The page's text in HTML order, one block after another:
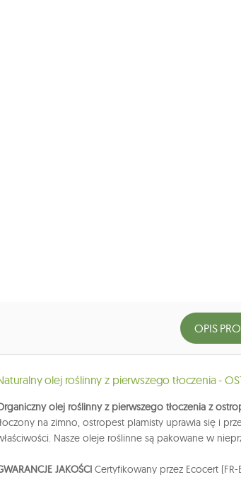
OPIS
olej roślinny z pierwszego tłoczenia -
olej roślinny z pierwszego tłoczenia z
na zimno, ostropest plamisty uprawia się i
Nasze oleje roślinne są pakowane w
JAKOŚCI Certyfikowany przez Ecocert (FR-